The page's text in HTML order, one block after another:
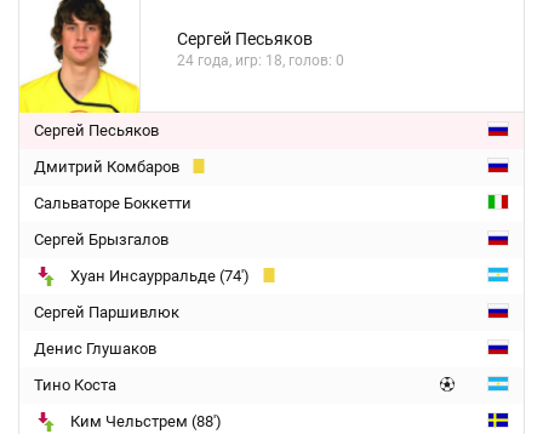
Сергей Песьяков
24 года, игр: 18, голов: 0
Сергей Песьяков
Дмитрий Комбаров
Сальваторе Боккетти
Сергей Брызгалов
Хуан Инсаурральде (74')
Сергей Паршивлюк
Денис Глушаков
Тино Коста
Ким Чельстрем (88')